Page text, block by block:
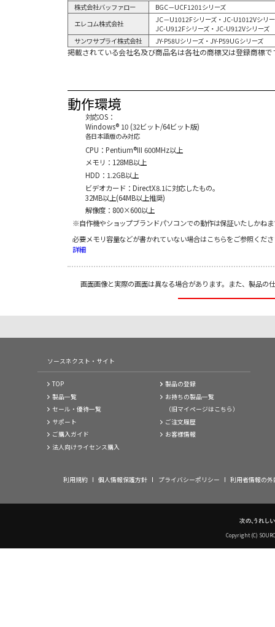
株式会社バッファロー
BGC－UCF1201シリーズ
エレコム株式会社
JC－U1012Fシリーズ・JC-U1012Vシリ
JC-U912Fシリーズ・JC-U912Vシリーズ
サンワサプライ株式会社
JY-P58Uシリーズ・JY-P59UGシリーズ
掲載されている会社名及び商品名は各社の商標又は登録商標で
動作環境
対応OS：
Windows® 10 (32ビット/64ビット版)
各日本語版のみ対応
CPU：Pentium®III 600MHz以上
メモリ：128MB以上
HDD：1.2GB以上
ビデオカード：DirectX8.1に対応したもの。
32MB以上(64MB以上推奨)
解像度：800×600以上
※自作機やショップブランドパソコンでの動作は保証いたしかねま
必要メモリ容量などが書かれていない場合はこちらをご参照くだ
詳細
画面画像と実際の画面は異なる場合があります。また、製品
ソースネクスト・サイト
TOP
製品一覧
セール・優待一覧
サポート
ご購入ガイド
法人向けライセンス購入
製品の登録
お持ちの製品一覧
（旧マイページはこちら）
ご注文履歴
お客様情報
利用規約 個人情報保護方針 プライバシーポリシー 利用者情報の
Copyright (C)